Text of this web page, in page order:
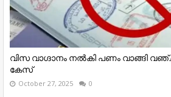
വിസ വാഗ്ദാനം നൽകി പണം വാങ്ങി
കേസ്
October 27, 2025 0